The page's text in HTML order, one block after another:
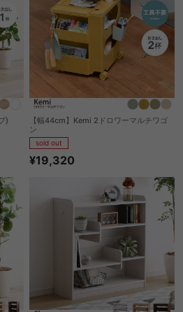
)
【幅44cm】Kemi 2ドロワーマルチワゴ
ン
sold out
¥19,320